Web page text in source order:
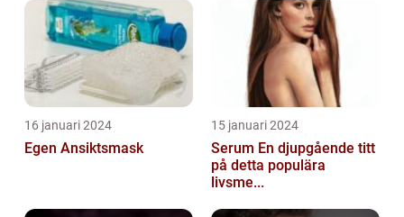
16 januari 2024
Egen Ansiktsmask
15 januari 2024
Serum En djupgående titt
på detta populära
livsme...